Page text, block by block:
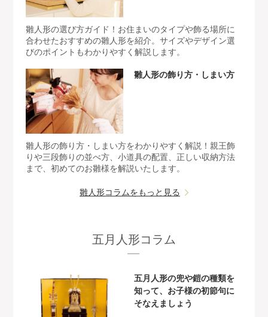
雛人形の選び方ガイド！お住まいのタイプや飾る場所に
合わせたおすすめの雛人形を紹介。サイズやデザイン選
びのポイントもわかりやすく解説します。
雛人形の飾り方・しまい方
雛人形の飾り方・しまい方をわかりやすく解説！親王飾
りや三段飾りの並べ方、小道具の配置、正しい収納方法
まで、初めてのお雛様を解説いたします。
雛人形コラムをもっと見る
五月人形コラム
五月人形の兜や鎧の種類を
知って、お子様の初節句に
そなえましょう